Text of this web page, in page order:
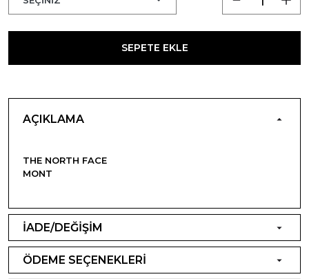
SEPETE EKLE
AÇIKLAMA
THE NORTH FACE
MONT
İADE/DEĞİŞİM
ÖDEME SEÇENEKLERİ